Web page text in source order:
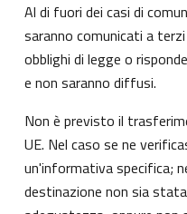
Al di fuori dei casi di
saranno comunicati a
obblighi di legge o
e non saranno diffusi.
Non è previsto il
UE. Nel caso se ne
un'informativa specifica;
destinazione non sia